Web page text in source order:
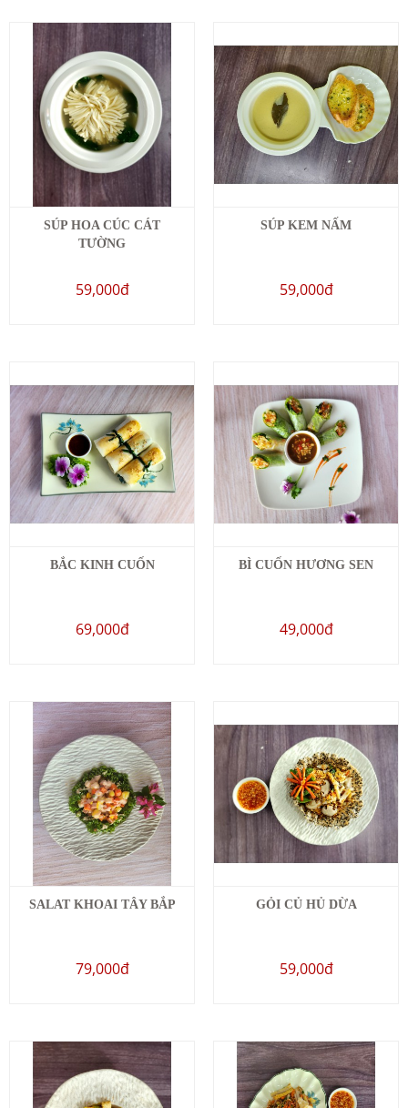
SÚP HOA CÚC CÁT
TƯỜNG
59,000đ
SÚP KEM NẤM
59,000đ
BẮC KINH CUỐN
69,000đ
BÌ CUỐN HƯƠNG SEN
49,000đ
SALAT KHOAI TÂY BẮP
79,000đ
GỎI CỦ HỦ DỪA
59,000đ